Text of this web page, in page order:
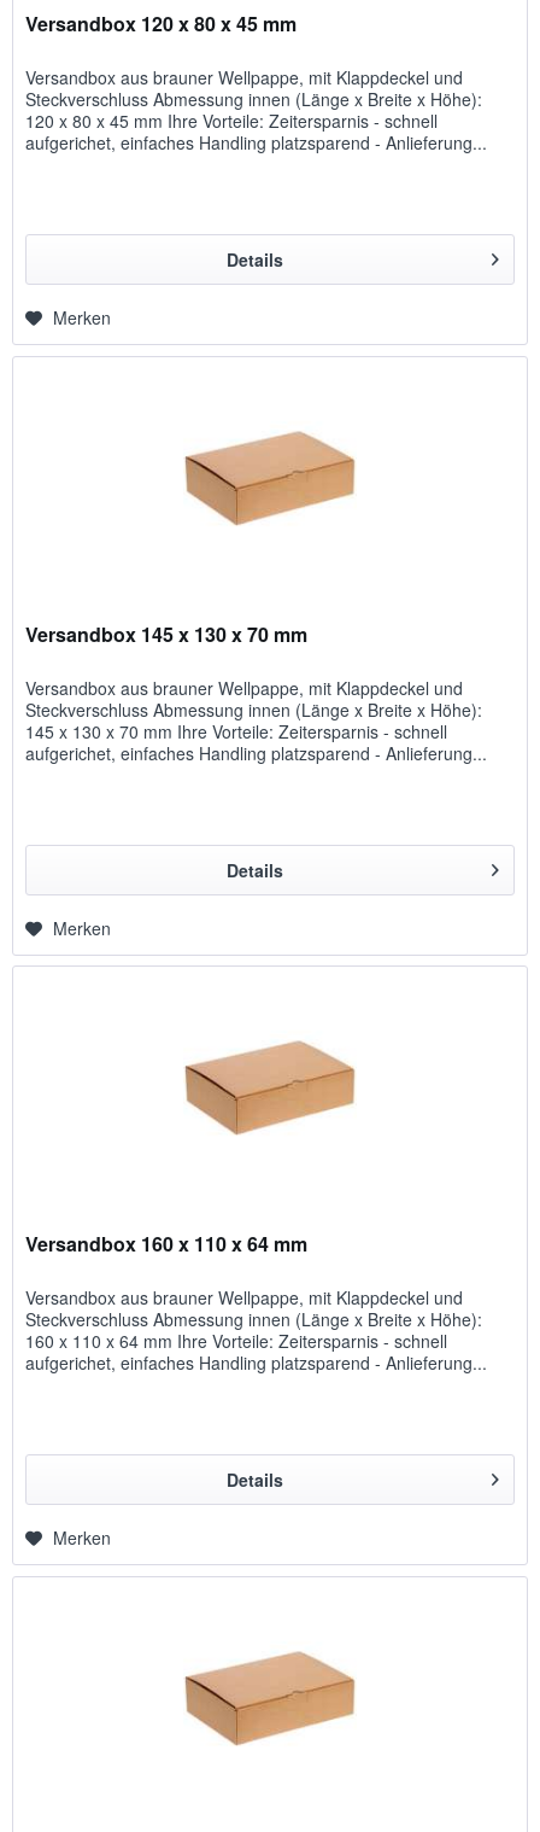
Versandbox 120 x 80 x 45 mm
Versandbox aus brauner Wellpappe, mit Klappdeckel und
Steckverschluss Abmessung innen (Länge x Breite x Höhe):
120 x 80 x 45 mm Ihre Vorteile: Zeitersparnis - schnell
aufgerichet, einfaches Handling platzsparend - Anlieferung...
Details
Merken
Versandbox 145 x 130 x 70 mm
Versandbox aus brauner Wellpappe, mit Klappdeckel und
Steckverschluss Abmessung innen (Länge x Breite x Höhe):
145 x 130 x 70 mm Ihre Vorteile: Zeitersparnis - schnell
aufgerichet, einfaches Handling platzsparend - Anlieferung...
Details
Merken
Versandbox 160 x 110 x 64 mm
Versandbox aus brauner Wellpappe, mit Klappdeckel und
Steckverschluss Abmessung innen (Länge x Breite x Höhe):
160 x 110 x 64 mm Ihre Vorteile: Zeitersparnis - schnell
aufgerichet, einfaches Handling platzsparend - Anlieferung...
Details
Merken